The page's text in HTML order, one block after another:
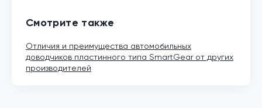
Смотрите также
Отличия и преимущества автомобильных
доводчиков пластинного типа SmartGear от других
производителей